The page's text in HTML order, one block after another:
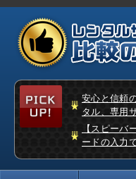
安心と信頼
タル、専用
【スピーバ
ードの入力